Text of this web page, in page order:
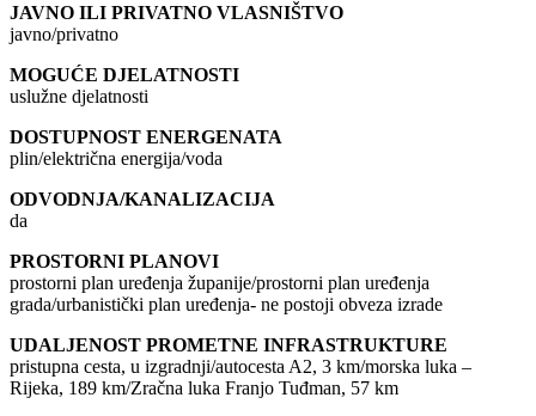
JAVNO ILI PRIVATNO VLASNIŠTVO
javno/privatno
MOGUĆE DJELATNOSTI
uslužne djelatnosti
DOSTUPNOST ENERGENATA
plin/električna energija/voda
ODVODNJA/KANALIZACIJA
da
PROSTORNI PLANOVI
prostorni plan uređenja županije/prostorni plan uređenja
grada/urbanistički plan uređenja- ne postoji obveza izrade
UDALJENOST PROMETNE INFRASTRUKTURE
pristupna cesta, u izgradnji/autocesta A2, 3 km/morska luka –
Rijeka, 189 km/Zračna luka Franjo Tuđman, 57 km